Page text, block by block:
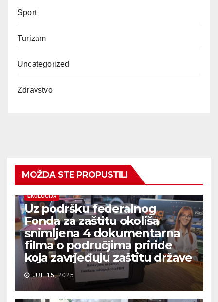
Sport
Turizam
Uncategorized
Zdravstvo
MOŽDA STE PROPUSTILI
EKOLOGIJA
Uz podršku federalnog
Fonda za zaštitu okoliša
snimljena 4 dokumentarna
filma o područjima priride
koja zavrjeđuju zaštitu države
JUL 15, 2025